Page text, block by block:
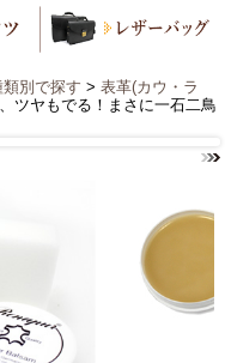
別で探す > 表革(カウ・ラ
ツヤもでる！まさに一石二鳥